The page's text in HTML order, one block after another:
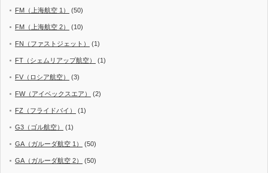
FM（上海航空 1） (50)
FM（上海航空 2） (10)
FN（ファストジェット） (1)
FT（シェムリアップ航空） (1)
FV（ロシア航空） (3)
FW（アイベックスエア） (2)
FZ（フライドバイ） (1)
G3（ゴル航空） (1)
GA（ガルーダ航空 1） (50)
GA（ガルーダ航空 2） (50)